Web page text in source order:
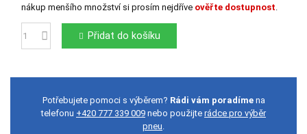
nákup menšího množství si prosím nejdříve ověřte dostupnost
Počet Přidat do košíku
Potřebujete pomoci s výběrem? Rádi vám poradímena
telefonu +420 777 339 009 nebo použijte rádce pro výběr
pneu.